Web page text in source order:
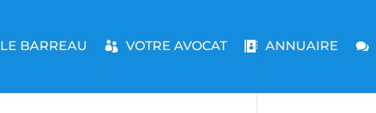
LE BARREAU VOTRE AVOCAT ANNUAIRE